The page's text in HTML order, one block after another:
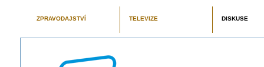
ZPRAVODAJSTVÍ TELEVIZE DISKUSE